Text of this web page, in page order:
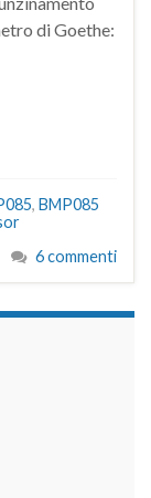
di Goethe:
, BMP085
6 commenti